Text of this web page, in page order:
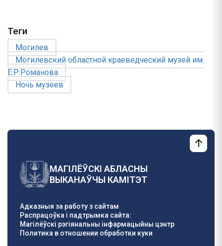
Теги
Могилев
Могилевский областной краеведческий музей им.
Е.Р.Романова
Ночь музеев
МАГІЛЁЎСКІ АБЛАСНЫ
ВЫКАНАЎЧЫ КАМІТЭТ
Адказныя за работу з сайтам
Распрацоўка і падтрымка сайта:
Магілёўскі рэгіянальны інфармацыйны цэнтр
Политика в отношении обработки куки